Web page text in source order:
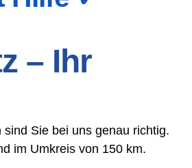
– Ihr
Sie bei uns genau richtig.
im Umkreis von 150 km.